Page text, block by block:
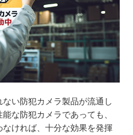
い防犯カメラ製品が流通し
な防犯カメラであっても、
ければ、十分な効果を発揮